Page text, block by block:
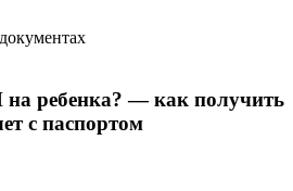
ребенка? — как получить
с паспортом